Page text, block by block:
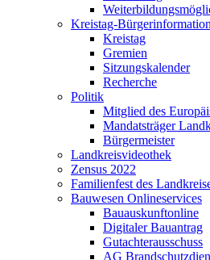
Kreistag-Bürgerinformation
Kreistag
Gremien
Sitzungskalender
Recherche
Politik
Mitglied des
Mandatsträger
Bürgermeister
Landkreisvideothek
Zensus 2022
Familienfest des
Bauwesen Onlineservices
Bauauskunftonline
Digitaler Bauantrag
Gutachterausschuss
AG